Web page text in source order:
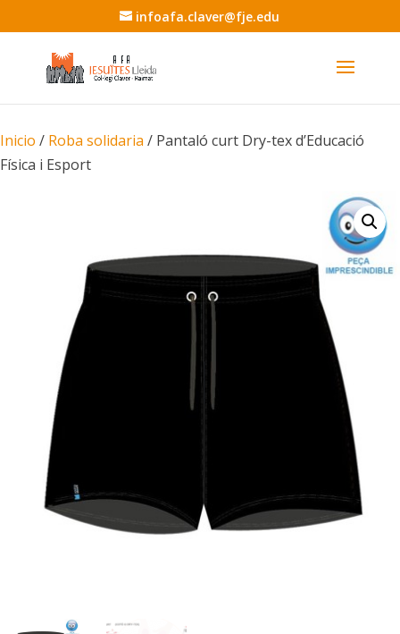
infoafa.claver@fje.edu
Inicio / Roba solidaria / Pantaló curt Dry-tex d’Educació
Física i Esport